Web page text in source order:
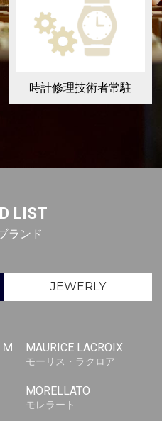
時計修理技術者常駐
LIST
ランド
JEWERLY
M MAURICE LACROIX
モーリス・ラクロア
MORELLATO
モレラート